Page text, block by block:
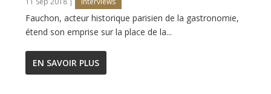
Fauchon, acteur historique parisien de la gastronomie,
étend son emprise sur la place de la...
EN SAVOIR PLUS